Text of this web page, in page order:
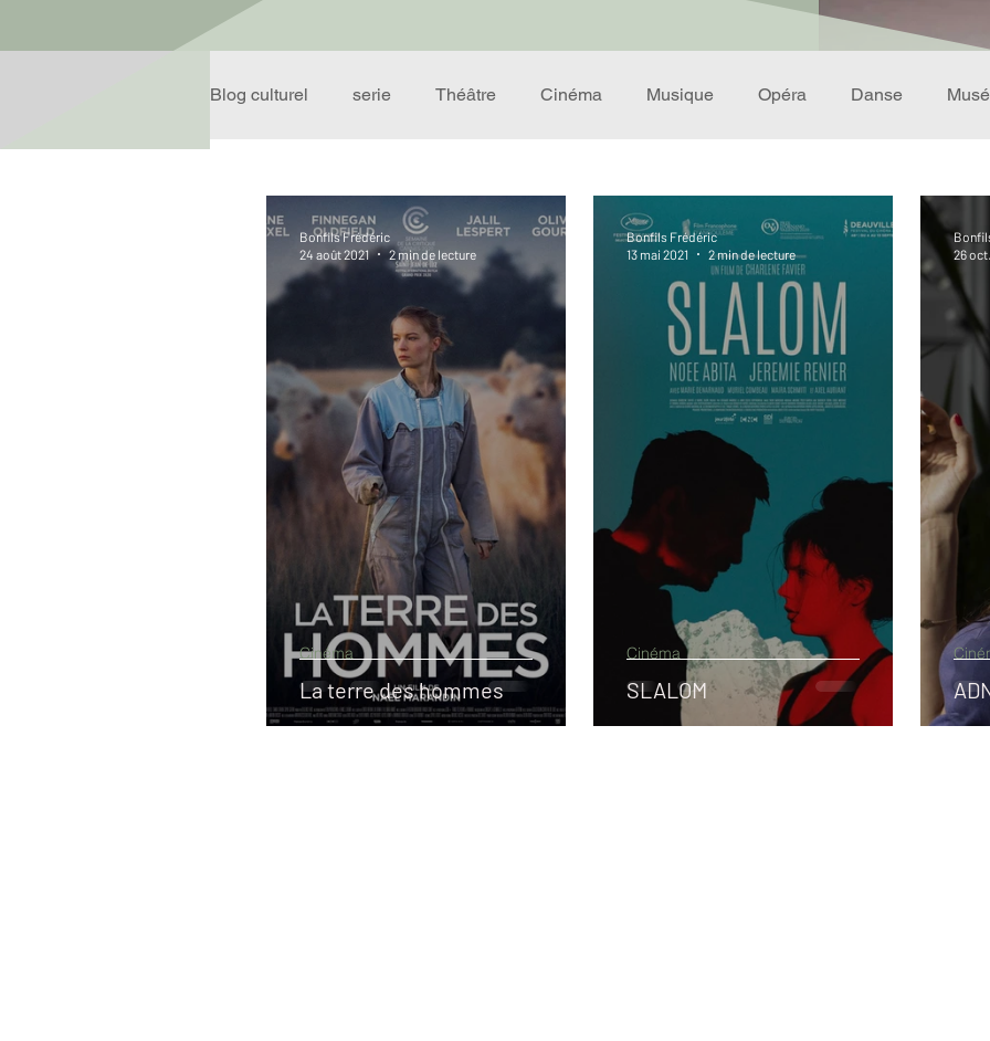
Blog culturel serie Théâtre Cinéma Musique Opéra Danse
Performance Rire Récompense Coup de coeur Instructif
Événement Validé par Romane. Spécial Famille Littérature Cirque
Offre spéciale Annuaire Théâtre - Musée Hommage
La terre des hommes
Cinéma
Bonfils Frédéric
24 août 2021
2 min de lecture
SLALOM
Cinéma
Bonfils Frédéric
13 mai 2021
2 min de lecture
26